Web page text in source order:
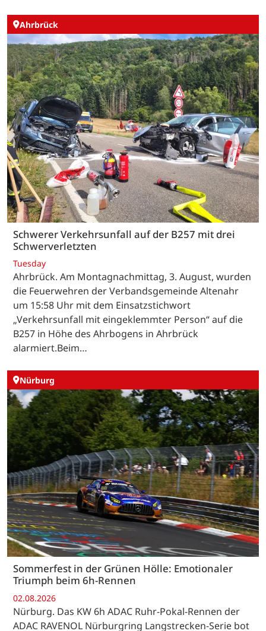
Ahrbrück
Schwerer Verkehrsunfall auf der B257 mit drei
Schwerverletzten
Tuesday
Ahrbrück. Am Montagnachmittag, 3. August, wurden
die Feuerwehren der Verbandsgemeinde Altenahr
um 15:58 Uhr mit dem Einsatzstichwort
„Verkehrsunfall mit eingeklemmter Person“ auf die
B257 in Höhe des Ahrbogens in Ahrbrück
alarmiert.Beim…
Nürburg
Sommerfest in der Grünen Hölle: Emotionaler
Triumph beim 6h-Rennen
02.08.2026
Nürburg. Das KW 6h ADAC Ruhr-Pokal-Rennen der
ADAC RAVENOL Nürburgring Langstrecken-Serie bot